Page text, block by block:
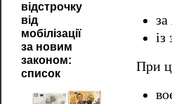
відстрочку
від
мобілізації
за новим
законом:
список
за
При